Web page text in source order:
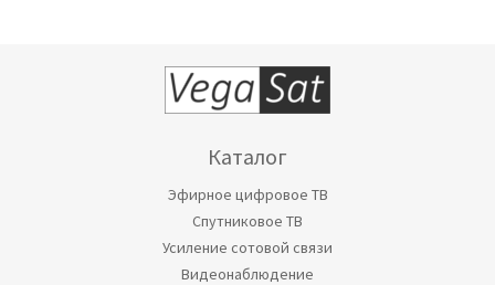
Каталог
Эфирное цифровое ТВ
Спутниковое ТВ
Усиление сотовой связи
Видеонаблюдение